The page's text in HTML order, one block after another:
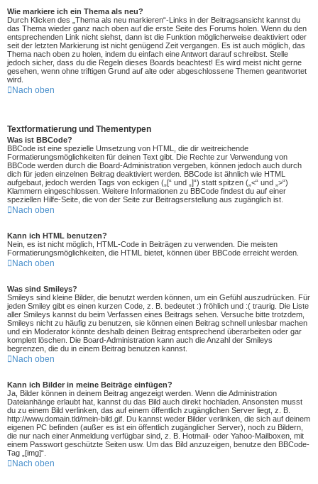
Wie markiere ich ein Thema als neu?
Durch Klicken des „Thema als neu markieren“-Links in der Beitragsansicht kannst du
das Thema wieder ganz nach oben auf die erste Seite des Forums holen. Wenn du den
entsprechenden Link nicht siehst, dann ist die Funktion möglicherweise deaktiviert oder
seit der letzten Markierung ist nicht genügend Zeit vergangen. Es ist auch möglich, das
Thema nach oben zu holen, indem du einfach eine Antwort darauf schreibst. Stelle
jedoch sicher, dass du die Regeln dieses Boards beachtest! Es wird meist nicht gerne
gesehen, wenn ohne triftigen Grund auf alte oder abgeschlossene Themen geantwortet
wird.
Nach oben
Textformatierung und Thementypen
Was ist BBCode?
BBCode ist eine spezielle Umsetzung von HTML, die dir weitreichende
Formatierungsmöglichkeiten für deinen Text gibt. Die Rechte zur Verwendung von
BBCode werden durch die Board-Administration vergeben, können jedoch auch durch
dich für jeden einzelnen Beitrag deaktiviert werden. BBCode ist ähnlich wie HTML
aufgebaut, jedoch werden Tags von eckigen („[“ und „]“) statt spitzen („<“ und „>“)
Klammern eingeschlossen. Weitere Informationen zu BBCode findest du auf einer
speziellen Hilfe-Seite, die von der Seite zur Beitragserstellung aus zugänglich ist.
Nach oben
Kann ich HTML benutzen?
Nein, es ist nicht möglich, HTML-Code in Beiträgen zu verwenden. Die meisten
Formatierungsmöglichkeiten, die HTML bietet, können über BBCode erreicht werden.
Nach oben
Was sind Smileys?
Smileys sind kleine Bilder, die benutzt werden können, um ein Gefühl auszudrücken. Für
jeden Smiley gibt es einen kurzen Code, z. B. bedeutet :) fröhlich und :( traurig. Die Liste
aller Smileys kannst du beim Verfassen eines Beitrags sehen. Versuche bitte trotzdem,
Smileys nicht zu häufig zu benutzen, sie können einen Beitrag schnell unlesbar machen
und ein Moderator könnte deshalb deinen Beitrag entsprechend überarbeiten oder gar
komplett löschen. Die Board-Administration kann auch die Anzahl der Smileys
begrenzen, die du in einem Beitrag benutzen kannst.
Nach oben
Kann ich Bilder in meine Beiträge einfügen?
Ja, Bilder können in deinem Beitrag angezeigt werden. Wenn die Administration
Dateianhänge erlaubt hat, kannst du das Bild auch direkt hochladen. Ansonsten musst
du zu einem Bild verlinken, das auf einem öffentlich zugänglichen Server liegt, z. B.
http://www.domain.tld/mein-bild.gif. Du kannst weder Bilder verlinken, die sich auf deinem
eigenen PC befinden (außer es ist ein öffentlich zugänglicher Server), noch zu Bildern,
die nur nach einer Anmeldung verfügbar sind, z. B. Hotmail- oder Yahoo-Mailboxen, mit
einem Passwort geschützte Seiten usw. Um das Bild anzuzeigen, benutze den BBCode-
Tag „[img]“.
Nach oben